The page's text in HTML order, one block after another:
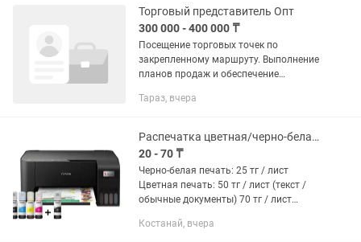
клиентской базы (АКБ) —...
Торговый представитель Опт
300 000 - 400 000 ₸
Посещение торговых точек по
закрепленному маршруту. Выполнение
планов продаж и обеспечение
привлечение новых клиентов.
отношений с...
Тараз, вчера
Распечатка цветная/черно-белая А4
20 - 70 ₸
Черно-белая печать: 25 тг / лист
Цветная печать: 50 тг / лист (текст /
обычные документы) 70 тг / лист
печать) Для больших заказов
Костанай, вчера